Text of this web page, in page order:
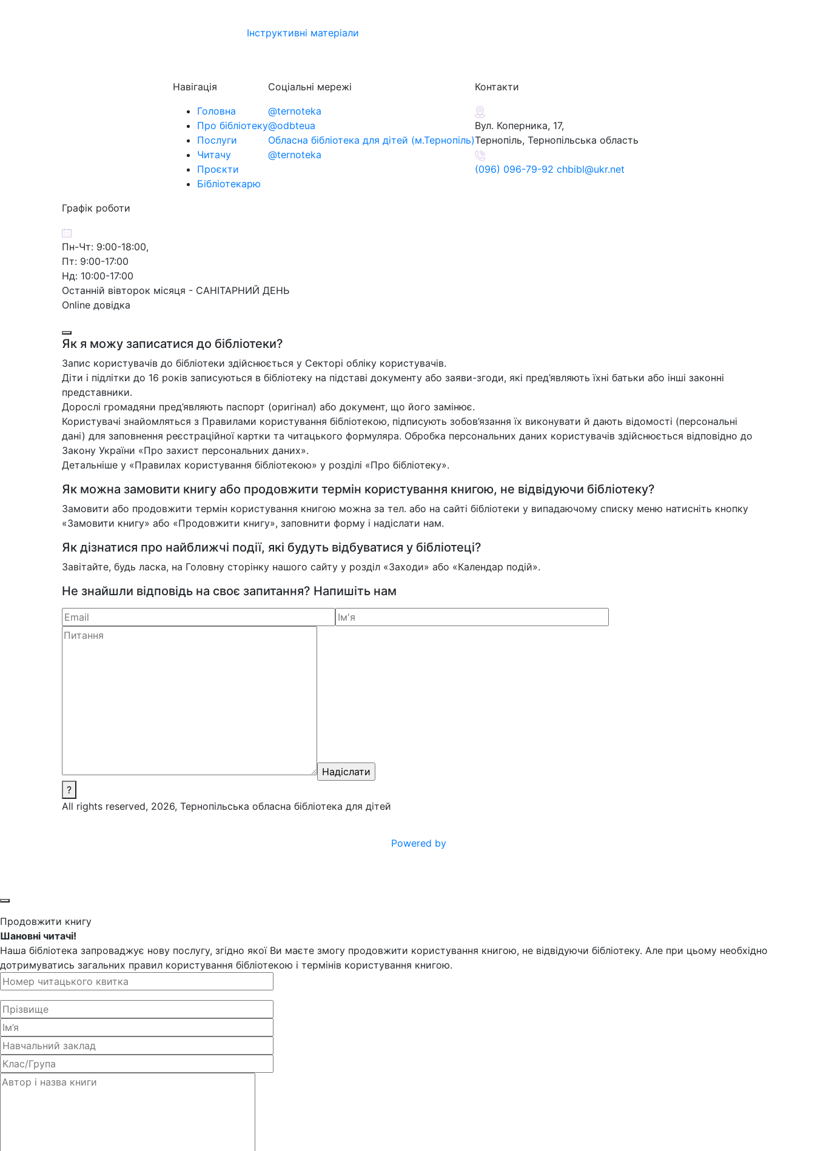
Інструктивні матеріали
Навігація
Головна
Про бібліотеку
Послуги
Читачу
Проєкти
Бібліотекарю
Соціальні мережі
@ternoteka
@odbteua
Обласна бібліотека для дітей (м.Тернопіль)
@ternoteka
Контакти
Вул. Коперника, 17,
Тернопіль, Тернопільська область
(096) 096-79-92 chbibl@ukr.net
Графік роботи
Пн-Чт: 9:00-18:00,
Пт: 9:00-17:00
Нд: 10:00-17:00
Останній вівторок місяця - САНІТАРНИЙ ДЕНЬ
Online довідка
Як я можу записатися до бібліотеки?
Запис користувачів до бібліотеки здійснюється у Секторі обліку користувачів.
Діти і підлітки до 16 років записуються в бібліотеку на підставі документу або заяви-згоди, які пред’являють їхні батьки або інші законні
представники.
Дорослі громадяни пред’являють паспорт (оригінал) або документ, що його замінює.
Користувачі знайомляться з Правилами користування бібліотекою, підписують зобов’язання їх виконувати й дають відомості (персональні
дані) для заповнення реєстраційної картки та читацького формуляра. Обробка персональних даних користувачів здійснюється відповідно до
Закону України «Про захист персональних даних».
Детальніше у «Правилах користування бібліотекою» у розділі «Про бібліотеку».
Як можна замовити книгу або продовжити термін користування книгою, не відвідуючи бібліотеку?
Замовити або продовжити термін користування книгою можна за тел. або на сайті бібліотеки у випадаючому списку меню натисніть кнопку
«Замовити книгу» або «Продовжити книгу», заповнити форму і надіслати нам.
Як дізнатися про найближчі події, які будуть відбуватися у бібліотеці?
Завітайте, будь ласка, на Головну сторінку нашого сайту у розділ «Заходи» або «Календар подій».
Не знайшли відповідь на своє запитання? Напишіть нам
?
All rights reserved, 2026, Тернопільська обласна бібліотека для дітей
Powered by
Продовжити книгу
Шановні читачі!
Наша бібліотека запроваджує нову послугу, згідно якої Ви маєте змогу продовжити користування книгою, не відвідуючи бібліотеку. Але при цьому необхідно
дотримуватись загальних правил користування бібліотекою і термінів користування книгою.